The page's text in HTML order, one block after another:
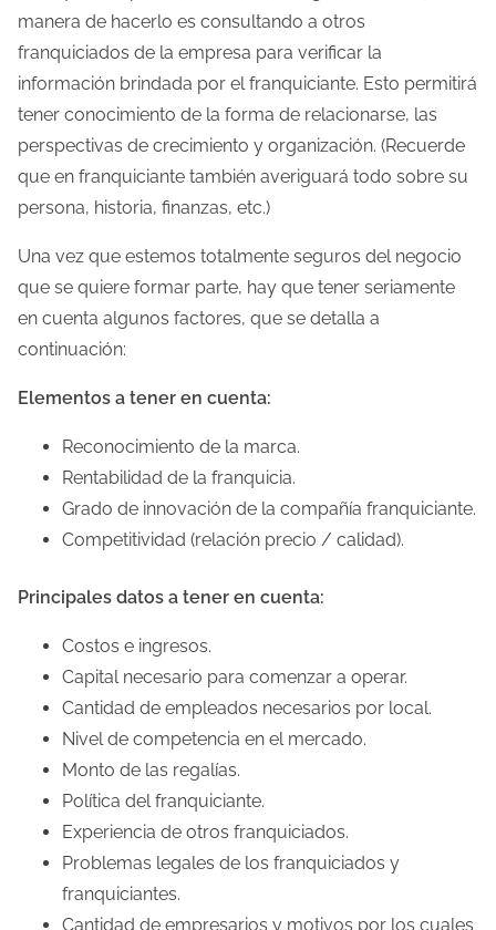
manera de hacerlo es consultando a otros
franquiciados de la empresa para verificar la
información brindada por el franquiciante. Esto permitirá
tener conocimiento de la forma de relacionarse, las
perspectivas de crecimiento y organización. (Recuerde
que en franquiciante también averiguará todo sobre su
persona, historia, finanzas, etc.)
Una vez que estemos totalmente seguros del negocio
que se quiere formar parte, hay que tener seriamente
en cuenta algunos factores, que se detalla a
continuación:
Elementos a tener en cuenta:
Reconocimiento de la marca.
Rentabilidad de la franquicia.
Grado de innovación de la compañía franquiciante.
Competitividad (relación precio / calidad).
Principales datos a tener en cuenta:
Costos e ingresos.
Capital necesario para comenzar a operar.
Cantidad de empleados necesarios por local.
Nivel de competencia en el mercado.
Monto de las regalías.
Política del franquiciante.
Experiencia de otros franquiciados.
Problemas legales de los franquiciados y
franquiciantes.
Cantidad de empresarios y motivos por los cuales